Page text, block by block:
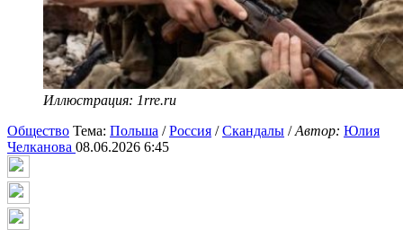
Иллюстрация: 1rre.ru
Общество Тема: Польша /Россия /Скандалы /Автор: Юлия
Челканова 08.06.2026 6:45